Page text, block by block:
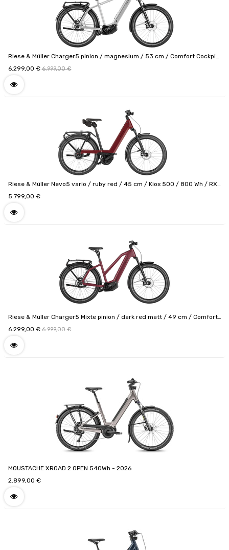
Riese & Müller Charger5 pinion / magnesium / 53 cm / Comfort Cockpit
/ 800 Wh / Code de configuration F01530_060110161113
6.299,00 € 6.999,00€
Riese & Müller Nevo5 vario / ruby red / 45 cm / Kiox 500 / 800 Wh / RX
Chip / Code de configuration: F01604_0602091116
5.799,00 €
Riese & Müller Charger5 Mixte pinion / dark red matt / 49 cm / Comfort
Cockpit / 800 Wh / Code de configuration F01550_0502081409
6.299,00 € 6.999,00€
MOUSTACHE XROAD 2 OPEN 540Wh - 2026
2.899,00 €